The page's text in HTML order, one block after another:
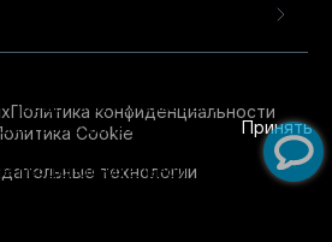
Политика конфиденциальности
Cookie
технологии
Продолжая использовать
с использованием
дополнительной
Принять